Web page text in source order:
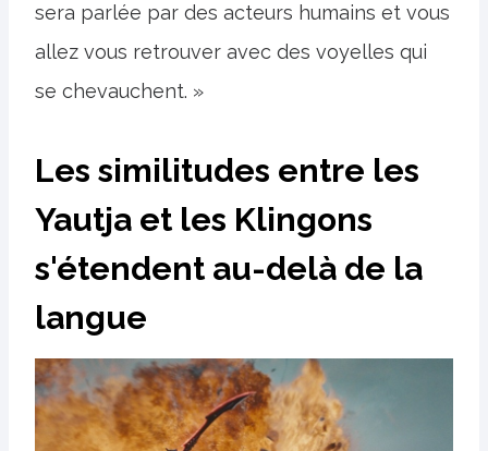
sera parlée par des acteurs humains et vous
allez vous retrouver avec des voyelles qui
se chevauchent. »
Les similitudes entre les
Yautja et les Klingons
s'étendent au-delà de la
langue